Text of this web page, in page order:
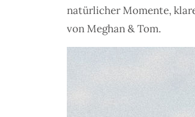
natürlicher Momente,
von Meghan & Tom.